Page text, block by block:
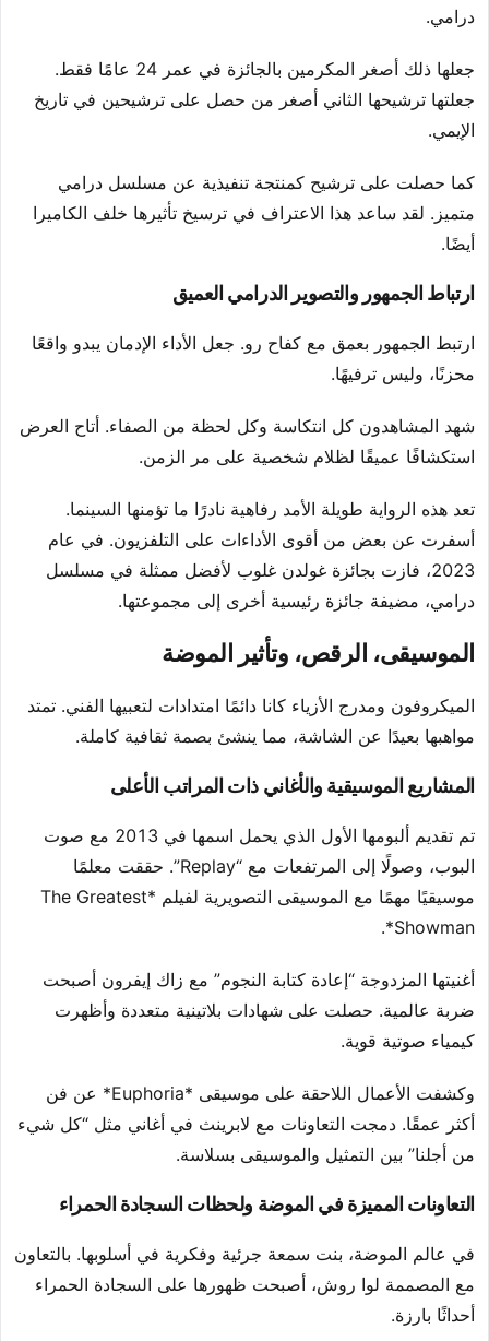
درامي.
جعلها ذلك أصغر المكرمين بالجائزة في عمر 24 عامًا فقط.
جعلتها ترشيحها الثاني أصغر من حصل على ترشيحين في تاريخ
الإيمي.
كما حصلت على ترشيح كمنتجة تنفيذية عن مسلسل درامي
متميز. لقد ساعد هذا الاعتراف في ترسيخ تأثيرها خلف الكاميرا
أيضًا.
ارتباط الجمهور والتصوير الدرامي العميق
ارتبط الجمهور بعمق مع كفاح رو. جعل الأداء الإدمان يبدو واقعًا
محزنًا، وليس ترفيهًا.
شهد المشاهدون كل انتكاسة وكل لحظة من الصفاء. أتاح العرض
استكشافًا عميقًا لظلام شخصية على مر الزمن.
تعد هذه الرواية طويلة الأمد رفاهية نادرًا ما تؤمنها السينما.
أسفرت عن بعض من أقوى الأداءات على التلفزيون. في عام
2023، فازت بجائزة غولدن غلوب لأفضل ممثلة في مسلسل
درامي، مضيفة جائزة رئيسية أخرى إلى مجموعتها.
الموسيقى، الرقص، وتأثير الموضة
الميكروفون ومدرج الأزياء كانا دائمًا امتدادات لتعبيها الفني. تمتد
مواهبها بعيدًا عن الشاشة، مما ينشئ بصمة ثقافية كاملة.
المشاريع الموسيقية والأغاني ذات المراتب الأعلى
تم تقديم ألبومها الأول الذي يحمل اسمها في 2013 مع صوت
البوب، وصولًا إلى المرتفعات مع “Replay”. حققت معلمًا
موسيقيًا مهمًا مع الموسيقى التصويرية لفيلم *The Greatest
Showman*.
أغنيتها المزدوجة “إعادة كتابة النجوم” مع زاك إيفرون أصبحت
ضربة عالمية. حصلت على شهادات بلاتينية متعددة وأظهرت
كيمياء صوتية قوية.
وكشفت الأعمال اللاحقة على موسيقى *Euphoria* عن فن
أكثر عمقًا. دمجت التعاونات مع لابرينث في أغاني مثل “كل شيء
من أجلنا” بين التمثيل والموسيقى بسلاسة.
التعاونات المميزة في الموضة ولحظات السجادة الحمراء
في عالم الموضة، بنت سمعة جرئية وفكرية في أسلوبها. بالتعاون
مع المصممة لوا روش، أصبحت ظهورها على السجادة الحمراء
أحداثًا بارزة.